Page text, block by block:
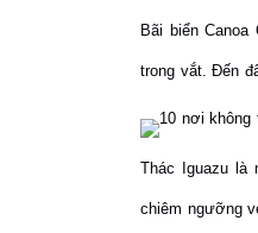
Bãi biển
trong vắt. Đến
Thác Iguazu là
chiêm ngưỡng